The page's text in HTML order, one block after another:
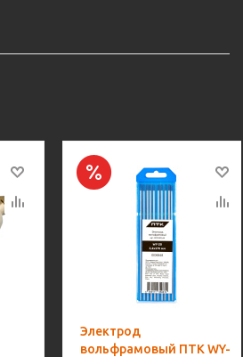
Электрод
вольфрамовый ПТК WY-